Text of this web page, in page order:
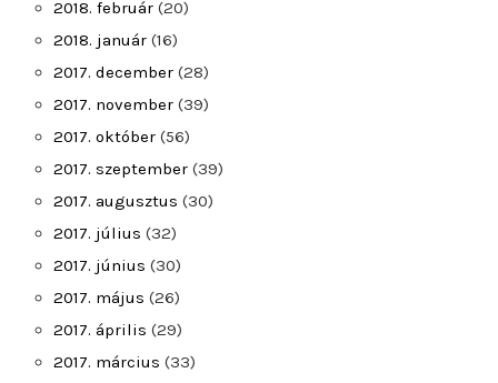
2018. február (20)
2018. január (16)
2017. december (28)
2017. november (39)
2017. október (56)
2017. szeptember (39)
2017. augusztus (30)
2017. július (32)
2017. június (30)
2017. május (26)
2017. április (29)
2017. március (33)